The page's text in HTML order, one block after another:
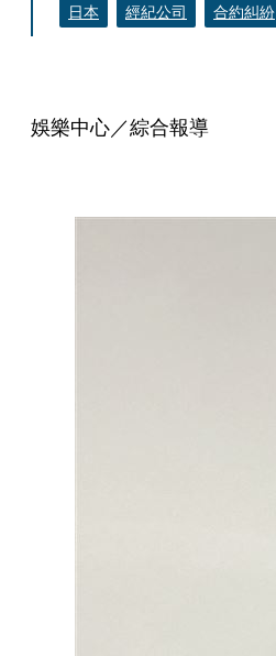
日本 經紀公司 合約糾紛
娛樂中心／綜合報導